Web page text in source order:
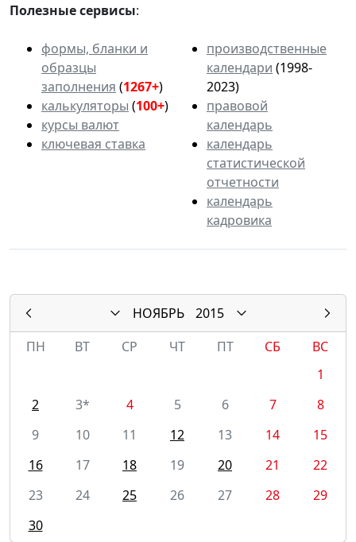
Полезные сервисы:
формы, бланки и
образцы
заполнения (1267+)
калькуляторы (100+)
курсы валют
ключевая ставка
производственные
календари (1998-
2023)
правовой
календарь
календарь
статистической
отчетности
календарь
кадровика
НОЯБРЬ
2015
ПН
ВТ СР ЧТ ПТ СБ
ВС
1
2
3* 4 5 6 7
8
9
10 11 12 13 14
15
16
17 18 19 20 21
22
23
24 25 26 27 28
29
30